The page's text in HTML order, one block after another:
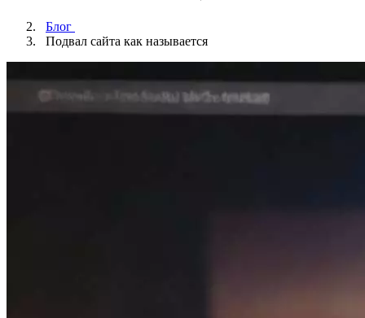
Блог
Подвал сайта как называется